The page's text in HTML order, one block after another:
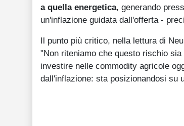
a quella energetica, generando
un'inflazione guidata dall'offerta -
Il punto più critico, nella lettura di
"Non riteniamo che questo rischio
investire nelle commodity agricole
dall'inflazione: sta posizionandosi su